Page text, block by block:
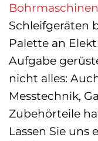
Bohrmaschinen
Schleifgeräten
Palette an
Aufgabe
nicht alles:
Messtechnik,
Zubehörteile
Lassen Sie uns